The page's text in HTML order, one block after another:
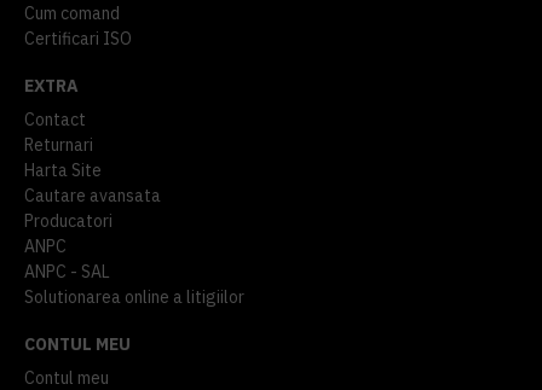
Cum comand
Certificari ISO
EXTRA
Contact
Returnari
Harta Site
Cautare avansata
Producatori
ANPC
ANPC - SAL
Solutionarea online a litigiilor
CONTUL MEU
Contul meu